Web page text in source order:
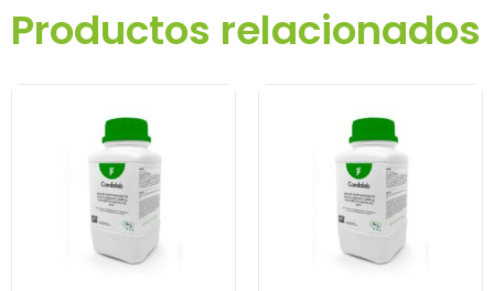
Productos relacionados